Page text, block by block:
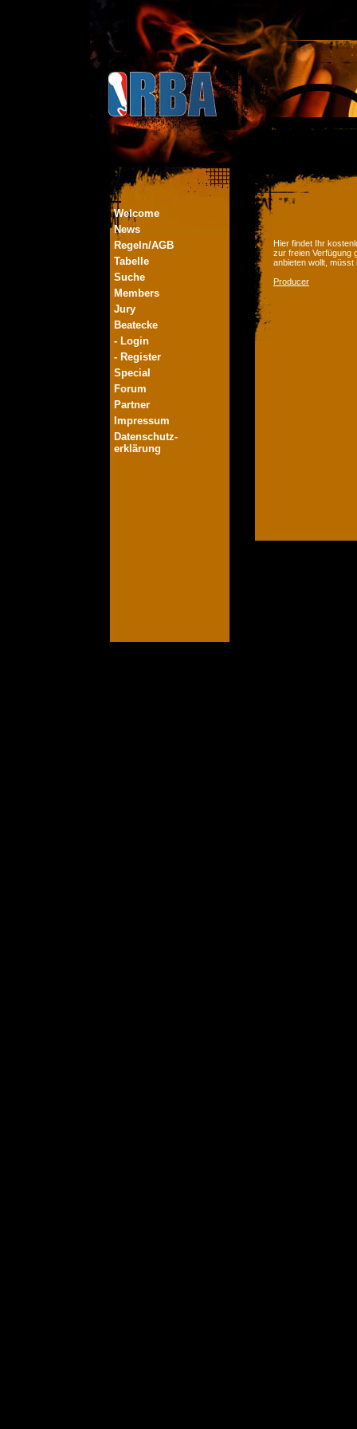
Welcome
News
Regeln/AGB
Tabelle
Suche
Members
Jury
Beatecke
- Login
- Register
Special
Forum
Partner
Impressum
Datenschutz-
erklärung
Hier findet Ihr
zur freien Verfügung
anbieten wollt,
Producer